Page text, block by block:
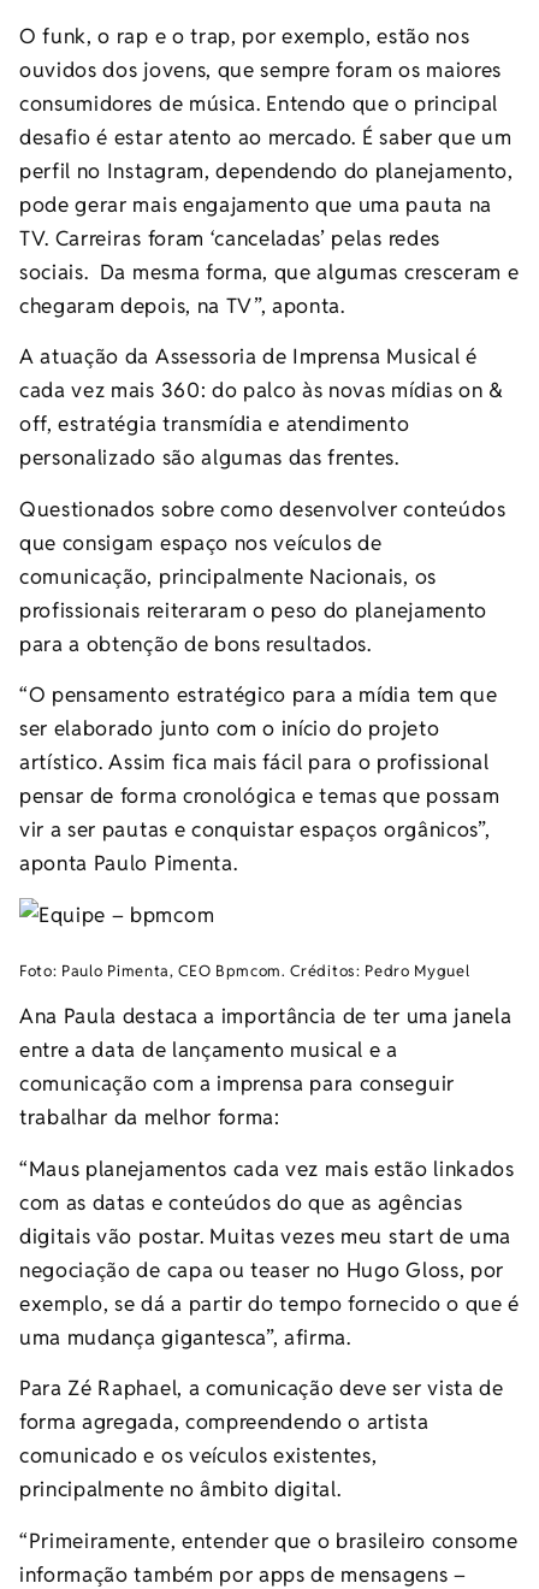
O funk, o rap e o trap, por exemplo, estão nos
ouvidos dos jovens, que sempre foram os maiores
consumidores de música. Entendo que o principal
desafio é estar atento ao mercado. É saber que um
perfil no Instagram, dependendo do planejamento,
pode gerar mais engajamento que uma pauta na
TV. Carreiras foram ‘canceladas’ pelas redes
sociais. Da mesma forma, que algumas cresceram e
chegaram depois, na TV”, aponta.
A atuação da Assessoria de Imprensa Musical é
cada vez mais 360: do palco às novas mídias on &
off, estratégia transmídia e atendimento
personalizado são algumas das frentes.
Questionados sobre como desenvolver conteúdos
que consigam espaço nos veículos de
comunicação, principalmente Nacionais, os
profissionais reiteraram o peso do planejamento
para a obtenção de bons resultados.
“O pensamento estratégico para a mídia tem que
ser elaborado junto com o início do projeto
artístico. Assim fica mais fácil para o profissional
pensar de forma cronológica e temas que possam
vir a ser pautas e conquistar espaços orgânicos”,
aponta Paulo Pimenta.
Foto: Paulo Pimenta, CEO Bpmcom. Créditos: Pedro Myguel
Ana Paula destaca a importância de ter uma janela
entre a data de lançamento musical e a
comunicação com a imprensa para conseguir
trabalhar da melhor forma:
“Maus planejamentos cada vez mais estão linkados
com as datas e conteúdos do que as agências
digitais vão postar. Muitas vezes meu start de uma
negociação de capa ou teaser no Hugo Gloss, por
exemplo, se dá a partir do tempo fornecido o que é
uma mudança gigantesca”, afirma.
Para Zé Raphael, a comunicação deve ser vista de
forma agregada, compreendendo o artista
comunicado e os veículos existentes,
principalmente no âmbito digital.
“Primeiramente, entender que o brasileiro consome
informação também por apps de mensagens –